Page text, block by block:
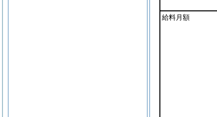
給料月額